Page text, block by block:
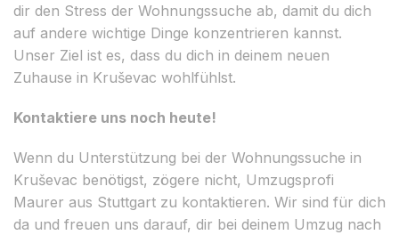
dir den Stress der Wohnungssuche ab, damit du dich
auf andere wichtige Dinge konzentrieren kannst.
Unser Ziel ist es, dass du dich in deinem neuen
Zuhause in Kruševac wohlfühlst.
Kontaktiere uns noch heute!
Wenn du Unterstützung bei der Wohnungssuche in
Kruševac benötigst, zögere nicht, Umzugsprofi
Maurer aus Stuttgart zu kontaktieren. Wir sind für dich
da und freuen uns darauf, dir bei deinem Umzug nach